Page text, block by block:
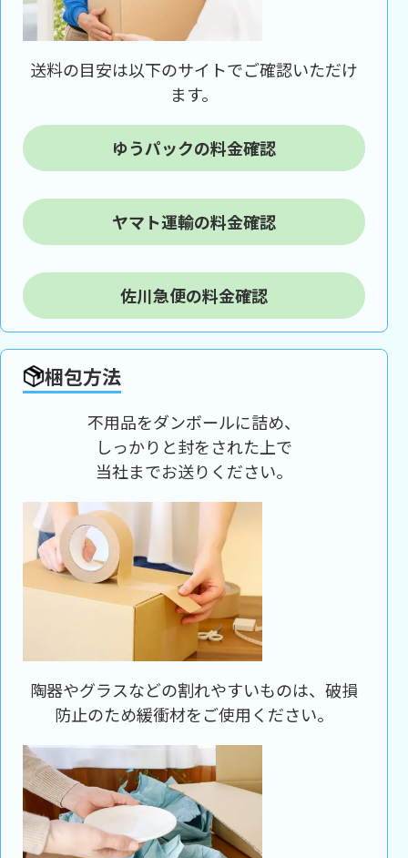
送料の目安は以下のサイトでご確認いただけ
ます。
ゆうパックの料金確認
ヤマト運輸の料金確認
佐川急便の料金確認
梱包方法
不用品をダンボールに詰め、
しっかりと封をされた上で
当社までお送りください。
陶器やグラスなどの割れやすいものは、破損
防止のため緩衝材をご使用ください。